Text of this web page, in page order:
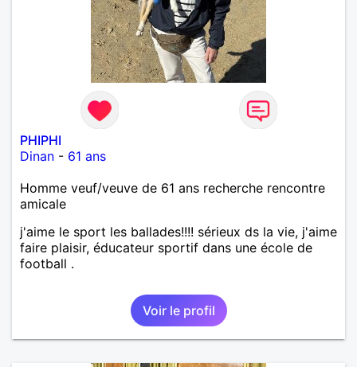
PHIPHI
Dinan - 61 ans
Homme veuf/veuve de 61 ans recherche rencontre
amicale
j'aime le sport les ballades!!!! sérieux ds la vie, j'aime
faire plaisir, éducateur sportif dans une école de
football .
Voir le profil